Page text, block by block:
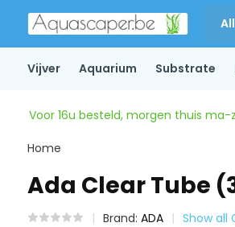
Vijver Aquarium Substrate
Voor 16u besteld, morgen thuis ma-
Home
Ada Clear Tube
Brand: ADA Show all